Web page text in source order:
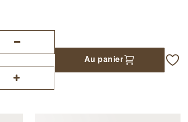
Au panier